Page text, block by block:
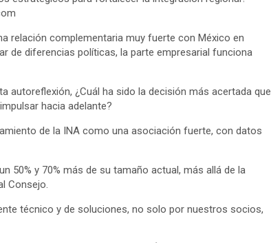
relación complementaria muy fuerte con México en
de diferencias políticas, la parte empresarial funciona
autoreflexión, ¿Cuál ha sido la decisión más acertada que
hacia adelante?
de la INA como una asociación fuerte, con datos
50% y 70% más de su tamaño actual, más allá de la
Consejo.
técnico y de soluciones, no solo por nuestros socios,